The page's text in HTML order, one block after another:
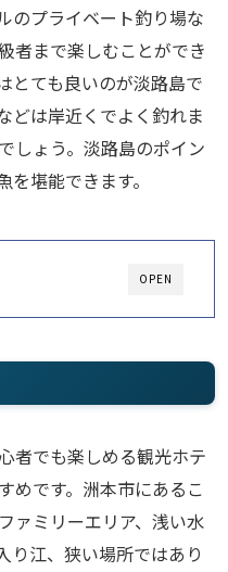
のプライベート釣り場な
者まで楽しむことができ
とても良いのが淡路島で
どは岸近くでよく釣れま
しょう。淡路島のポイン
堪能できます。
OPEN
者でも楽しめる観光ホテ
めです。洲本市にあるこ
ァミリーエリア、浅い水
り江、狭い場所ではあり